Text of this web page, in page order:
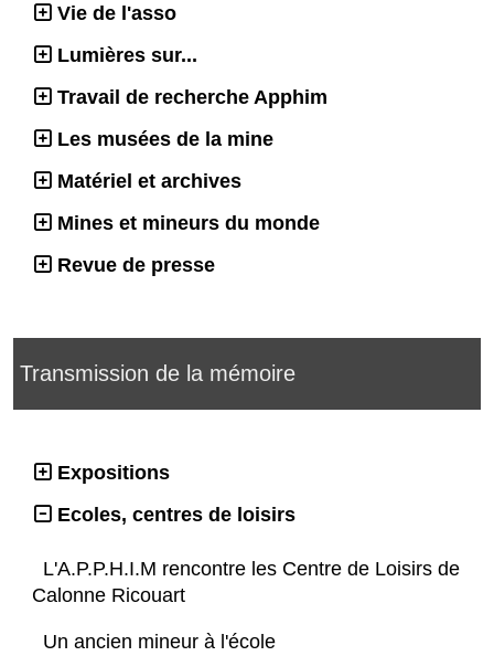
Vie de l'asso
Lumières sur...
Travail de recherche Apphim
Les musées de la mine
Matériel et archives
Mines et mineurs du monde
Revue de presse
Transmission de la mémoire
Expositions
Ecoles, centres de loisirs
L'A.P.P.H.I.M rencontre les Centre de Loisirs de
Calonne Ricouart
Un ancien mineur à l'école